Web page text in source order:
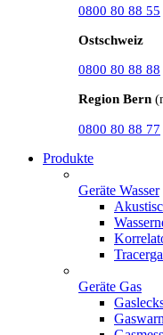
0800 80 88 55
Ostschweiz
0800 80 88 88
Region Bern
0800 80 88 77
Produkte
Geräte Wasser
Geräte Gas